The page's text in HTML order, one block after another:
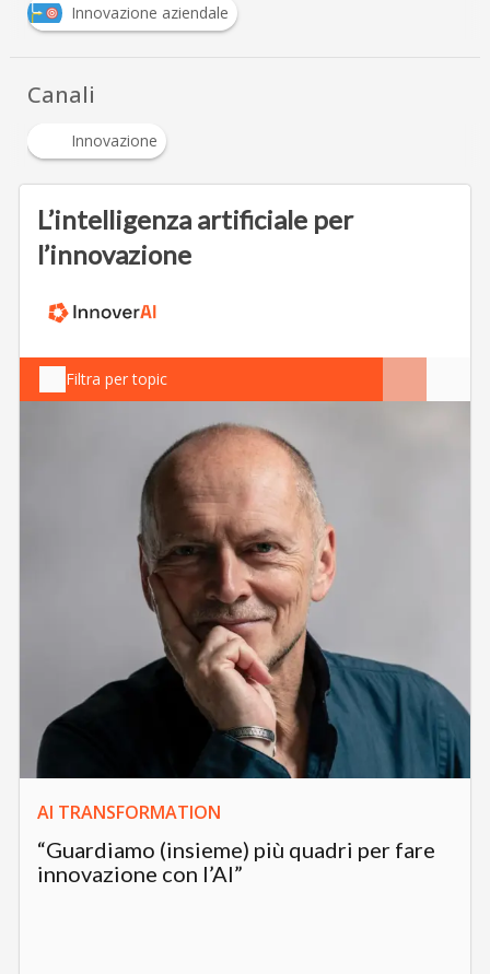
Innovazione aziendale
Canali
Innovazione
L’intelligenza artificiale per
l’innovazione
Filtra per topic
AI TRANSFORMATION
“Guardiamo (insieme) più quadri per fare
innovazione con l’AI”